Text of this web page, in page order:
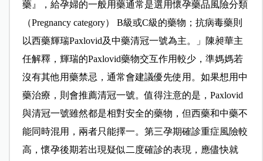
藥』，給孕婦的一般用藥通常是選用懷孕藥品風險分類
（Pregnancy category） B級或C級的藥物；抗病毒藥則
以西藥輝瑞Paxlovid及中藥清冠一號為主。」陳昶華主
任解釋，輝瑞的Paxlovid藥物交互作用較少，準媽媽若
沒有其他用藥禁忌，通常會建議優先使用。如果想用中
藥治療，則會推薦清冠一號。值得注意的是，Paxlovid
與清冠一號雖然都是相對安全的藥物，但西藥和中藥不
能同時混用，兩者只能擇一。第三孕期確診重症風險較
高，懷孕後期若出現疑似二度確診的表現，應儘快就